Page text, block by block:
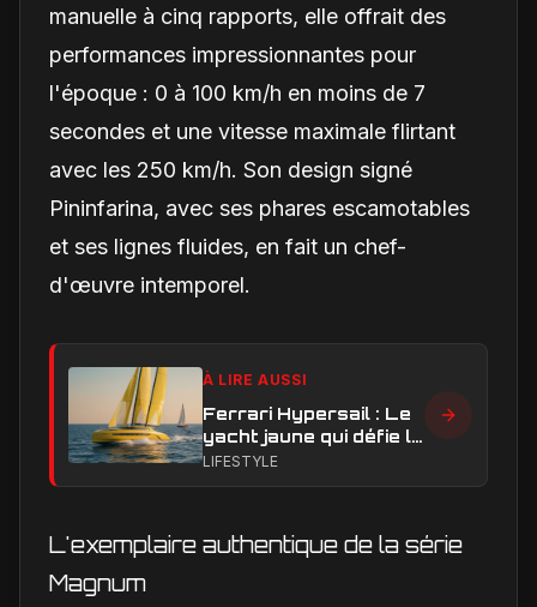
manuelle à cinq rapports, elle offrait des
performances impressionnantes pour
l'époque : 0 à 100 km/h en moins de 7
secondes et une vitesse maximale flirtant
avec les 250 km/h. Son design signé
Pininfarina, avec ses phares escamotables
et ses lignes fluides, en fait un chef-
d'œuvre intemporel.
À LIRE AUSSI
Ferrari Hypersail : Le
yacht jaune qui défie le
rouge en vitesse et en
LIFESTYLE
L'exemplaire authentique de la série
Magnum